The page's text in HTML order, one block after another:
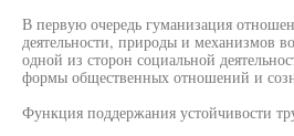
В первую очередь гуманизация
деятельности, природы и механизмов
одной из сторон социальной
формы общественных отношений и
Функция поддержания устойчивости